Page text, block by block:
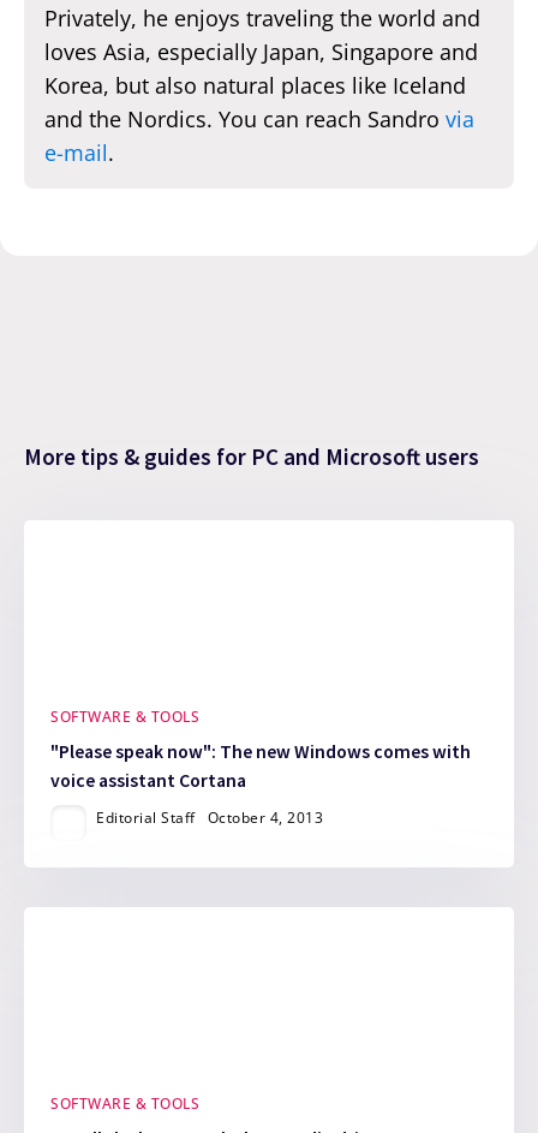
Privately, he enjoys traveling the world and
loves Asia, especially Japan, Singapore and
Korea, but also natural places like Iceland
and the Nordics. You can reach Sandro via
e-mail.
More tips & guides for PC and Microsoft users
SOFTWARE & TOOLS
"Please speak now": The new Windows comes with
voice assistant Cortana
Editorial Staff October 4, 2013
SOFTWARE & TOOLS